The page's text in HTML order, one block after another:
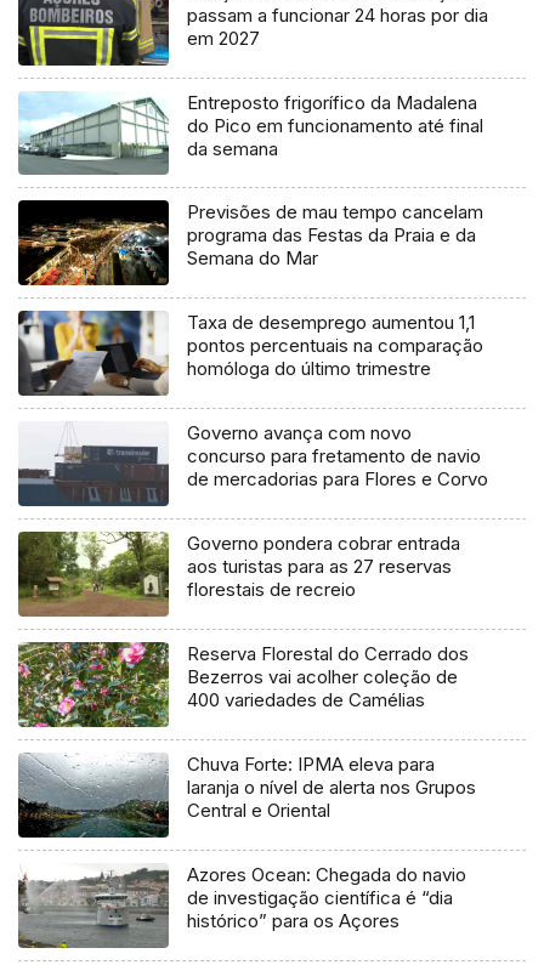
passam a funcionar 24 horas por dia
em 2027
Entreposto frigorífico da Madalena
do Pico em funcionamento até final
da semana
Previsões de mau tempo cancelam
programa das Festas da Praia e da
Semana do Mar
Taxa de desemprego aumentou 1,1
pontos percentuais na comparação
homóloga do último trimestre
Governo avança com novo
concurso para fretamento de navio
de mercadorias para Flores e Corvo
Governo pondera cobrar entrada
aos turistas para as 27 reservas
florestais de recreio
Reserva Florestal do Cerrado dos
Bezerros vai acolher coleção de
400 variedades de Camélias
Chuva Forte: IPMA eleva para
laranja o nível de alerta nos Grupos
Central e Oriental
Azores Ocean: Chegada do navio
de investigação científica é “dia
histórico” para os Açores